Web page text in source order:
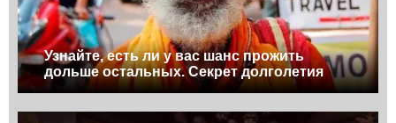
Узнайте, есть ли у вас шанс прожить
дольше остальных. Секрет долголетия